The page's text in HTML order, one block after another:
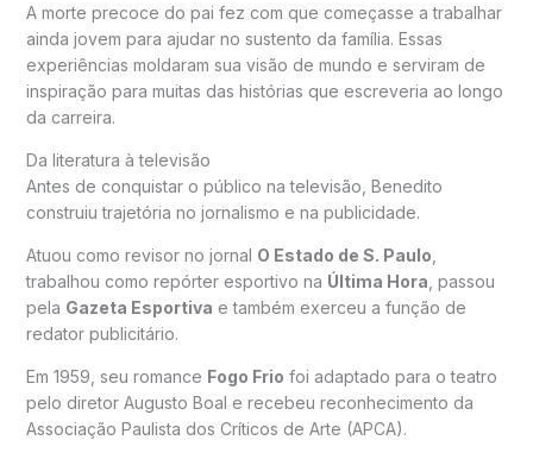
A morte precoce do pai fez com que começasse a trabalhar
ainda jovem para ajudar no sustento da família. Essas
experiências moldaram sua visão de mundo e serviram de
inspiração para muitas das histórias que escreveria ao longo
da carreira.
Da literatura à televisão
Antes de conquistar o público na televisão, Benedito
construiu trajetória no jornalismo e na publicidade.
Atuou como revisor no jornal O Estado de S. Paulo
trabalhou como repórter esportivo na Última Hora , passou
pela Gazeta Esportiva e também exerceu a função de
redator publicitário.
Em 1959, seu romance Fogo Frio foi adaptado para o teatro
pelo diretor Augusto Boal e recebeu reconhecimento da
Associação Paulista dos Críticos de Arte (APCA).